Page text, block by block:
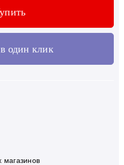
один клик
магазинов